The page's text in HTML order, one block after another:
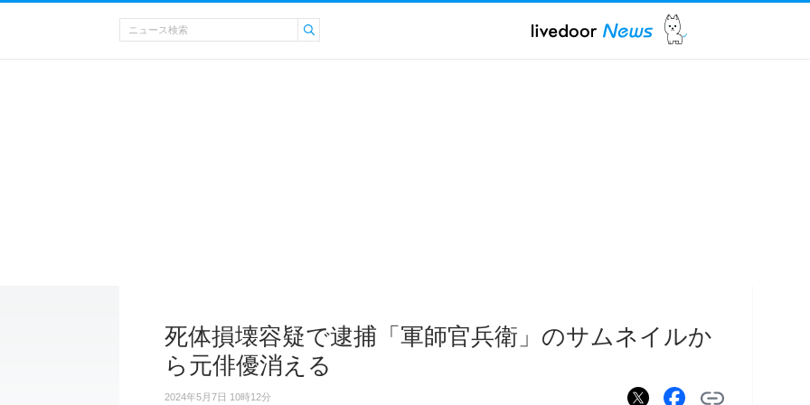
死体損壊容疑で逮捕「軍師官兵衛」のサムネイルか
ら元俳優消える
2024年5月7日 10時12分